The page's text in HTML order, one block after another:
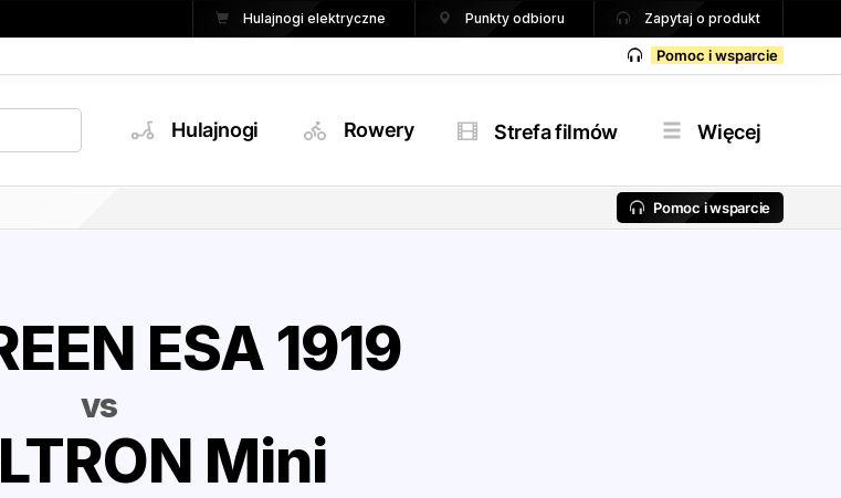
Hulajnogi elektryczne Punkty odbioru Zapytaj o produkt
Pomoc i wsparcie
Hulajnogi Rowery Strefa filmów Więcej
Pomoc i wsparcie
ESA 1919
vs
Mini